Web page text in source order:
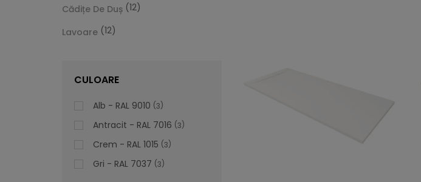
Cădițe De Duș (12)
Lavoare (12)
CULOARE
Alb - RAL 9010 3
Antracit - RAL 7016 3
Crem - RAL 1015 3
Gri - RAL 7037 3